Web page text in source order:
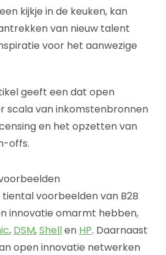
kijkje in de keuken, kan
van nieuw talent
voor het aanwezige
geeft een dat open
scala van inkomstenbronnen
en het opzetten van
offs.
voorbeelden van B2B
innovatie omarmt hebben,
, DSM,Shellen HP. Daarnaast
open innovatie netwerken